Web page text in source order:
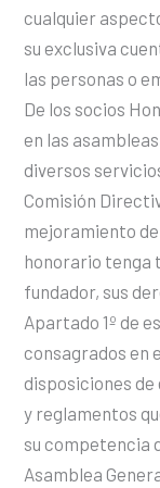
cualquier
su exclusiva
las personas o
De los socios
en las
diversos
Comisión
mejoramiento
honorario tenga
fundador, sus
Apartado 1º de
consagrados en
disposiciones
y reglamentos
su competencia
Asamblea